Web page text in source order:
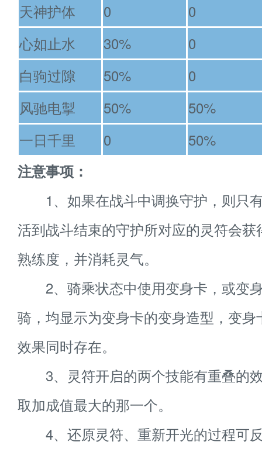
天神护体
0
0
心如止水
30%
0
白驹过隙
50%
0
风驰电掣
50%
50%
一日千里
0 50%
注意事项：
1、如果在战斗中调换守护，则只
活到战斗结束的守护所对应的灵符会
熟练度，并消耗灵气。
2、骑乘状态中使用变身卡，或变
骑，均显示为变身卡的变身造型，变
效果同时存在。
3、灵符开启的两个技能有重叠的
取加成值最大的那一个。
4、还原灵符、重新开光的过程可